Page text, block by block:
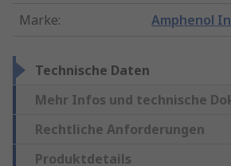
Marke: Amphenol
Technische Daten
Mehr Infos und technische
Rechtliche Anforderungen
Produktdetails